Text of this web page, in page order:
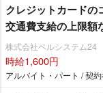
クレジットカードの
交通費支給の上限額
株式会社ベルシステム24
時給1,600円
アルバイト・パート / 契